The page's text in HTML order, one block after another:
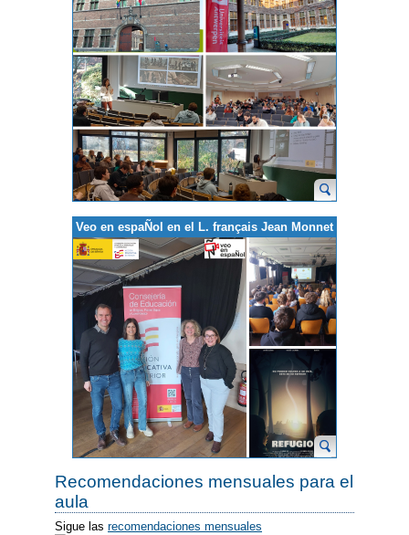
Veo en espaÑol en el L. français Jean Monnet
Recomendaciones mensuales para el
aula
Sigue las recomendaciones mensuales